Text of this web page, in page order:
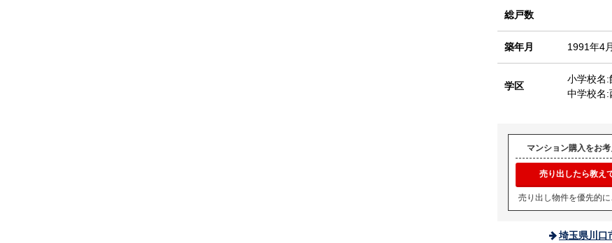
総戸数
築年月 1991年4月
学区
小学校名:
中学校名:
マンション購入をお
売り出したら教え
売り出し物件を優先的に
埼玉県川口